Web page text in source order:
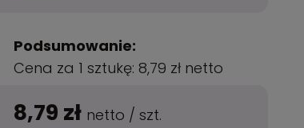
Podsumowanie:
Cena za 1 sztukę: 8,79 zł netto
8,79 zł netto /szt.